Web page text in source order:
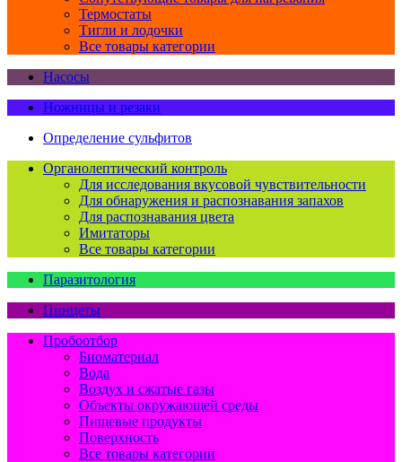
Термостаты
Тигли и лодочки
Все товары категории
Насосы
Ножницы и резаки
Определение сульфитов
Органолептический контроль
Для исследования вкусовой чувствительности
Для обнаружения и распознавания запахов
Для распознавания цвета
Имитаторы
Все товары категории
Паразитология
Пинцеты
Пробоотбор
Биоматериал
Вода
Воздух и сжатые газы
Объекты окружающей среды
Пищевые продукты
Поверхность
Все товары категории